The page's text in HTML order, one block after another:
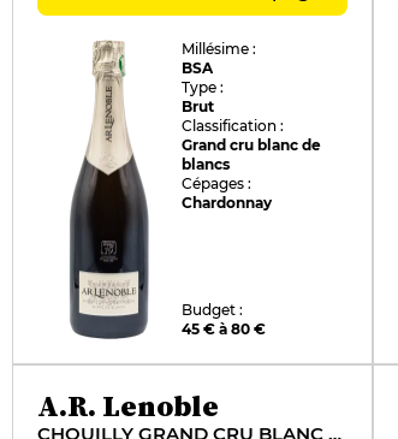
Millésime :
BSA
Type :
Brut
Classification :
Grand cru blanc de
blancs
Cépages :
Chardonnay
Budget :
45 € à 80 €
A.R. Lenoble
CHOUILLY GRAND CRU BLANC DE BLANCS "MAG 18"